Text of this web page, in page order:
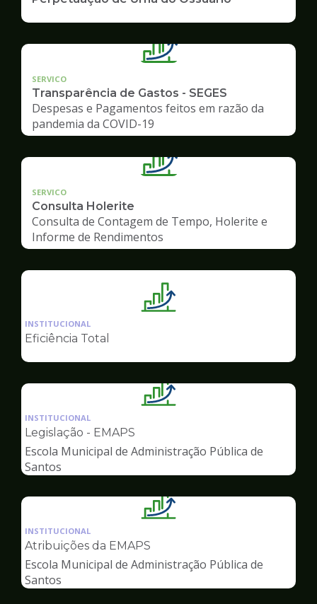
SERVICO
Transparência de Gastos - SEGES
Despesas e Pagamentos feitos em razão da
pandemia da COVID-19
SERVICO
Consulta Holerite
Consulta de Contagem de Tempo, Holerite e
Informe de Rendimentos
Ilustração
Gestão
INSTITUCIONAL
Eficiência Total
Ilustração
de
Gestão
INSTITUCIONAL
Legislação - EMAPS
Escola Municipal de Administração Pública de
Santos
Ilustração
de
Gestão
INSTITUCIONAL
Atribuições da EMAPS
Escola Municipal de Administração Pública de
Santos